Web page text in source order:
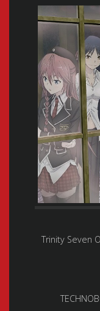
Trinity Seven